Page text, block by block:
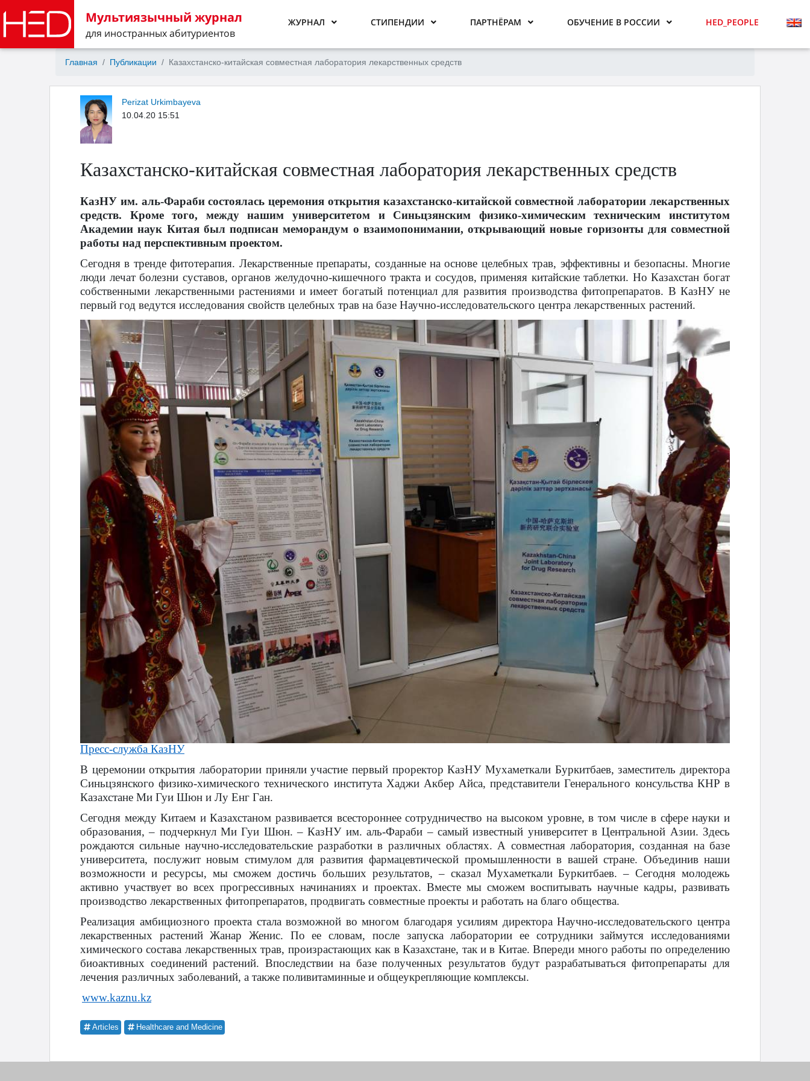
ЖУРНАЛ СТИПЕНДИИ ПАРТНЁРАМ ОБУЧЕНИЕ В РОССИИ HED_PEOPLE
Мультиязычный журнал
для иностранных абитуриентов
Главная Публикации Казахстанско-китайская совместная лаборатория лекарственных средств
Perizat Urkimbayeva
10.04.20 15:51
Казахстанско-китайская совместная лаборатория лекарственных средств
КазНУ им. аль-Фараби состоялась церемония открытия казахстанско-китайской совместной лаборатории лекарственных
средств. Кроме того, между нашим университетом и Синьцзянским физико-химическим техническим институтом
Академии наук Китая был подписан меморандум о взаимопонимании, открывающий новые горизонты для совместной
работы над перспективным проектом.
Сегодня в тренде фитотерапия. Лекарственные препараты, созданные на основе целебных трав, эффективны и безопасны. Многие
люди лечат болезни суставов, органов желудочно-кишечного тракта и сосудов, применяя китайские таблетки. Но Казахстан богат
собственными лекарственными растениями и имеет богатый потенциал для развития производства фитопрепаратов. В КазНУ не
первый год ведутся исследования свойств целебных трав на базе Научно-исследовательского центра лекарственных растений.
Пресс-служба КазНУ
В церемонии открытия лаборатории приняли участие первый проректор КазНУ Мухаметкали Буркитбаев, заместитель директора
Синьцзянского физико-химического технического института Хаджи Акбер Айса, представители Генерального консульства КНР в
Казахстане Ми Гуи Шюн и Лу Енг Ган.
Сегодня между Китаем и Казахстаном развивается всестороннее сотрудничество на высоком уровне, в том числе в сфере науки и
образования, – подчеркнул Ми Гуи Шюн. – КазНУ им. аль-Фараби – самый известный университет в Центральной Азии. Здесь
рождаются сильные научно-исследовательские разработки в различных областях. А совместная лаборатория, созданная на базе
университета, послужит новым стимулом для развития фармацевтической промышленности в вашей стране. Объединив наши
возможности и ресурсы, мы сможем достичь больших результатов, – сказал Мухаметкали Буркитбаев. – Сегодня молодежь
активно участвует во всех прогрессивных начинаниях и проектах. Вместе мы сможем воспитывать научные кадры, развивать
производство лекарственных фитопрепаратов, продвигать совместные проекты и работать на благо общества.
Реализация амбициозного проекта стала возможной во многом благодаря усилиям директора Научно-исследовательского центра
лекарственных растений Жанар Женис. По ее словам, после запуска лаборатории ее сотрудники займутся исследованиями
химического состава лекарственных трав, произрастающих как в Казахстане, так и в Китае. Впереди много работы по определению
биоактивных соединений растений. Впоследствии на базе полученных результатов будут разрабатываться фитопрепараты для
лечения различных заболеваний, а также поливитаминные и общеукрепляющие комплексы.
www.kaznu.kz
Articles Healthcare and Medicine